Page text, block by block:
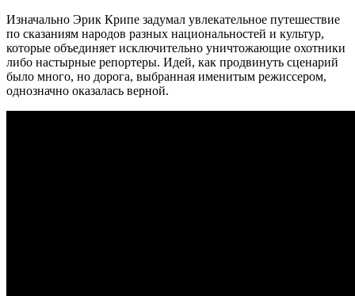
Изначально Эрик Крипе задумал увлекательное путешествие
по сказаниям народов разных национальностей и культур,
которые объединяет исключительно уничтожающие охотники
либо настырные репортеры. Идей, как продвинуть сценарий
было много, но дорога, выбранная именитым режиссером,
однозначно оказалась верной.